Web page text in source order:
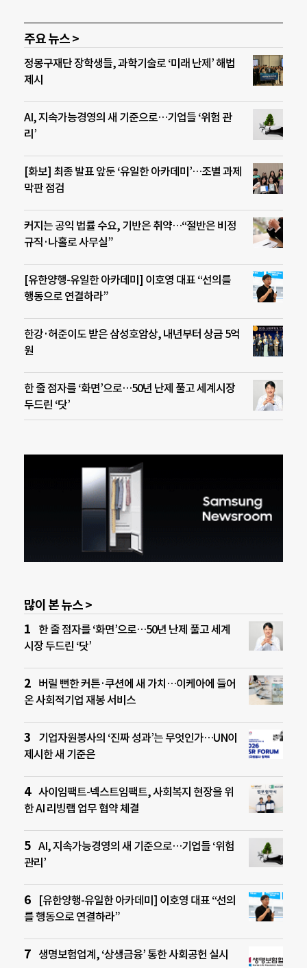
주요 뉴스 >
정몽구재단 장학생들, 과학기술로 ‘미래 난제’ 해법
제시
AI, 지속가능경영의 새 기준으로…기업들 ‘위험 관
리’
[화보] 최종 발표 앞둔 ‘유일한 아카데미’…조별 과제
막판 점검
커지는 공익 법률 수요, 기반은 취약…“절반은 비정
규직·나홀로 사무실”
[유한양행-유일한 아카데미] 이호영 대표 “선의를
행동으로 연결하라”
한강·허준이도 받은 삼성호암상, 내년부터 상금 5억
원
한 줄 점자를 ‘화면’으로…50년 난제 풀고 세계시장
두드린 ‘닷’
많이 본 뉴스 >
한 줄 점자를 ‘화면’으로…50년 난제 풀고 세계
시장 두드린 ‘닷’
버릴 뻔한 커튼·쿠션에 새 가치…이케아에 들어
온 사회적기업 재봉 서비스
기업자원봉사의 ‘진짜 성과’는 무엇인가…UN이
제시한 새 기준은
사이임팩트-넥스트임팩트, 사회복지 현장을 위
한 AI 리빙랩 업무 협약 체결
AI, 지속가능경영의 새 기준으로…기업들 ‘위험
관리’
[유한양행-유일한 아카데미] 이호영 대표 “선의
를 행동으로 연결하라”
생명보험업계, ‘상생금융’ 통한 사회공헌 실시